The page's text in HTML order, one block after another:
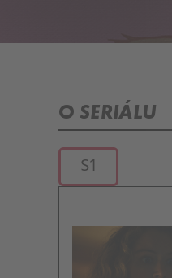
O SERIÁLU
S1